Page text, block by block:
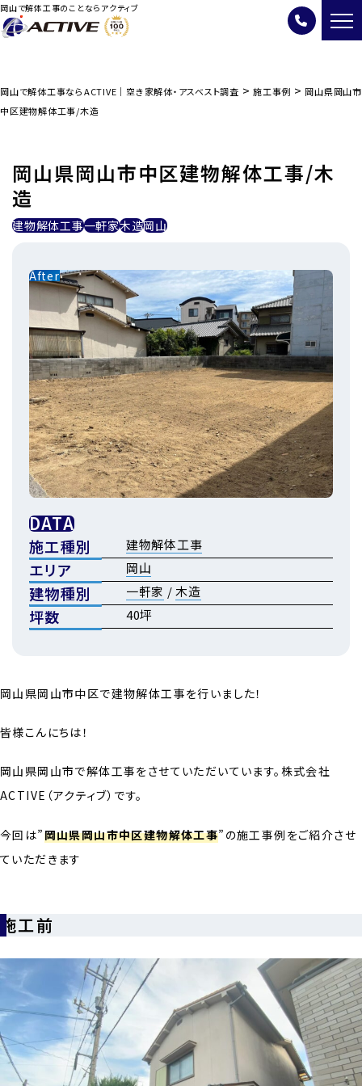
岡山で解体工事のことならアクティブ
岡山で解体工事ならACTIVE｜空き家解体・アスベスト調査 > 施工事例 > 岡山県岡山市
中区建物解体工事/木造
岡山県岡山市中区建物解体工事/木
造
建物解体工事一軒家木造岡山
DATA
施工種別 建物解体工事
エリア 岡山
建物種別 一軒家 /木造
坪数 40坪
岡山県岡山市中区で建物解体工事を行いました！
皆様こんにちは！
岡山県岡山市で解体工事をさせていただいています。株式会社
ACTIVE（アクティブ）です。
今回は”岡山県岡山市中区建物解体工事”の施工事例をご紹介させ
ていただきます
施工前